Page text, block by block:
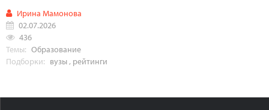
Ирина Мамонова
02.07.2026
436
Темы: Образование
Подборки: вузы , рейтинги